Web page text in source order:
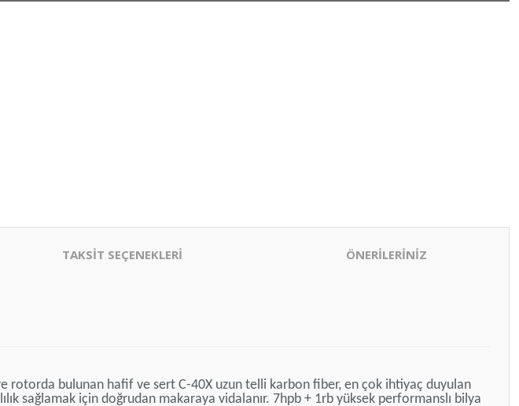
TAKSİT SEÇENEKLERİ ÖNERİLERİNİZ
rotorda bulunan hafif ve sert C-40X uzun telli karbon fiber, en çok ihtiyaç duyulan
sağlamak için doğrudan makaraya vidalanır. 7hpb + 1rb yüksek performanslı bilya